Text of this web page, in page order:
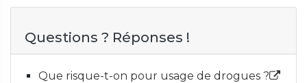
Questions ? Réponses !
Que risque-t-on pour usage de drogues ?